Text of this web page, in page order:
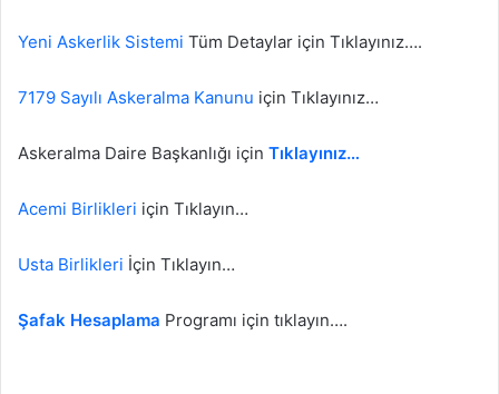
Yeni Askerlik Sistemi Tüm Detaylar için Tıklayınız….
7179 Sayılı Askeralma Kanunu için Tıklayınız…
Askeralma Daire Başkanlığı için Tıklayınız…
Acemi Birlikleri için Tıklayın…
Usta Birlikleri İçin Tıklayın…
Şafak Hesaplama Programı için tıklayın….